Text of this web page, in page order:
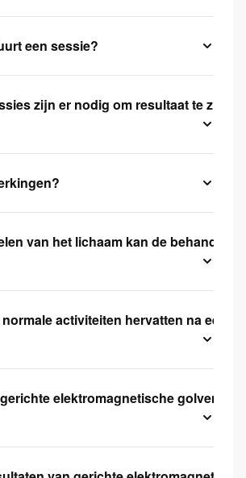
een sessie?
zijn er nodig om resultaat te zien?
van het lichaam kan de
activiteiten hervatten na een
elektromagnetische golven